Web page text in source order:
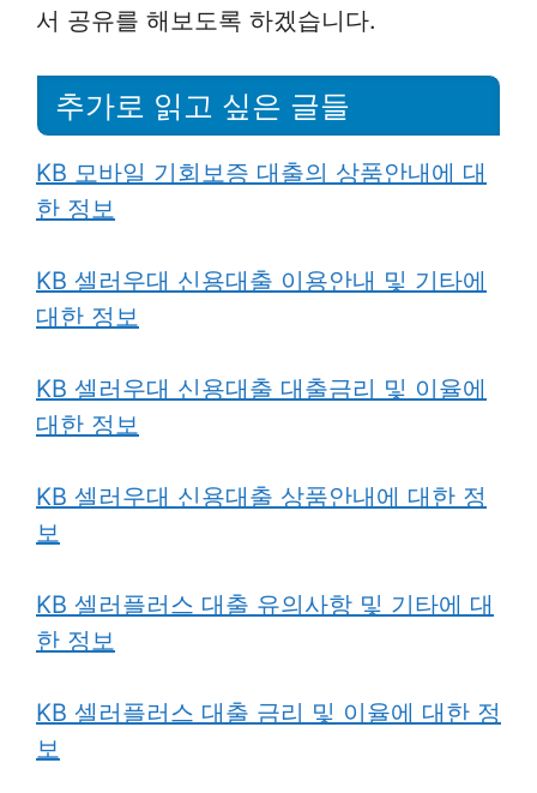
서 공유를 해보도록 하겠습니다.
추가로 읽고 싶은 글들
KB 모바일 기회보증 대출의 상품안내에 대
한 정보
KB 셀러우대 신용대출 이용안내 및 기타에
대한 정보
KB 셀러우대 신용대출 대출금리 및 이율에
대한 정보
KB 셀러우대 신용대출 상품안내에 대한 정
보
KB 셀러플러스 대출 유의사항 및 기타에 대
한 정보
KB 셀러플러스 대출 금리 및 이율에 대한 정
보